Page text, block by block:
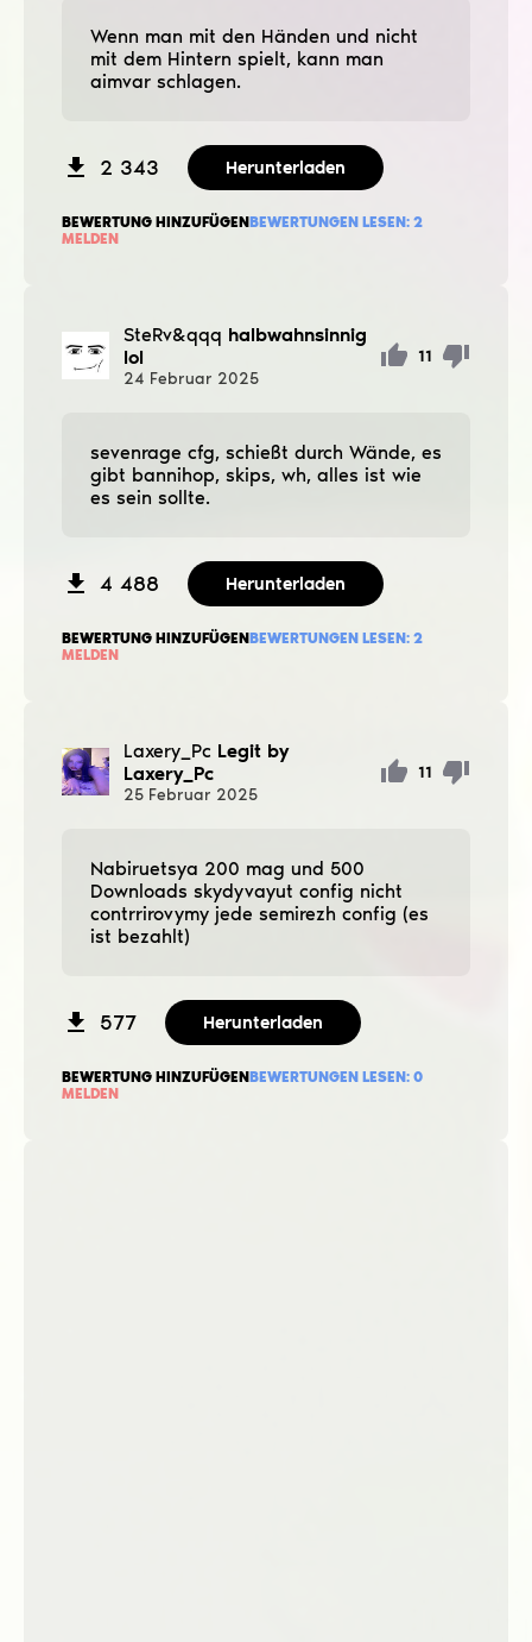
Wenn man mit den Händen und nicht
mit dem Hintern spielt, kann man
aimvar schlagen.
2 343 Herunterladen
BEWERTUNG HINZUFÜGENBEWERTUNGEN LESEN: 2
MELDEN
SteRv&qqq halbwahnsinnig
lol
24 Februar 2025
11
sevenrage cfg, schießt durch Wände, es
gibt bannihop, skips, wh, alles ist wie
es sein sollte.
4 488 Herunterladen
BEWERTUNG HINZUFÜGENBEWERTUNGEN LESEN: 2
MELDEN
Laxery_Pc Legit by
Laxery_Pc
25 Februar 2025
11
Nabiruetsya 200 mag und 500
Downloads skydyvayut config nicht
contrrirovymy jede semirezh config (es
ist bezahlt)
577 Herunterladen
BEWERTUNG HINZUFÜGENBEWERTUNGEN LESEN: 0
MELDEN